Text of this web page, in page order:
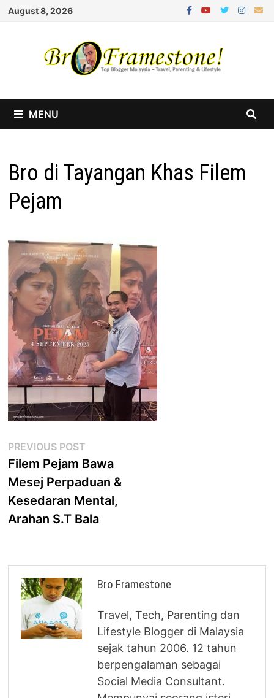
Skip
August 8, 2026
MENU
Bro di Tayangan Khas Filem
Pejam
Post
navigation
PREVIOUS POST
post:
Filem Pejam Bawa
Mesej Perpaduan &
Kesedaran Mental,
Arahan S.T Bala
Bro Framestone
Travel, Tech, Parenting dan
Lifestyle Blogger di Malaysia
sejak tahun 2006. 12 tahun
berpengalaman sebagai
Social Media Consultant.